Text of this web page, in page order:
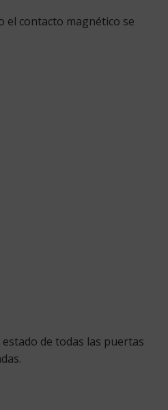
el contacto magnético se
de todas las puertas